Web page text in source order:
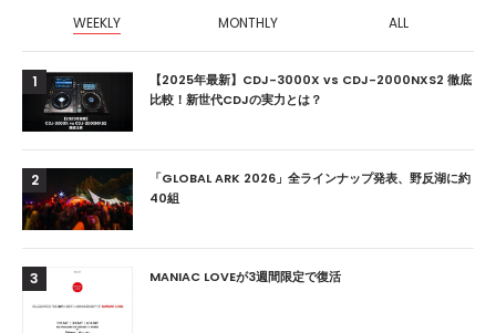
WEEKLY MONTHLY ALL
1
【2025年最新】CDJ-3000X vs CDJ-2000NXS2 徹底
比較！新世代CDJの実力とは？
2
「GLOBAL ARK 2026」全ラインナップ発表、野反湖に約
40組
3 MANIAC LOVEが3週間限定で復活